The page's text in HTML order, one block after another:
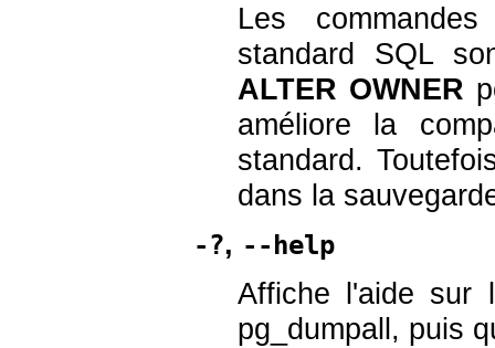
Les
standard SQL
ALTER OWNER
améliore la
standard.
dans la
-?, --help
Affiche l'aide sur
pg_dumpall , puis